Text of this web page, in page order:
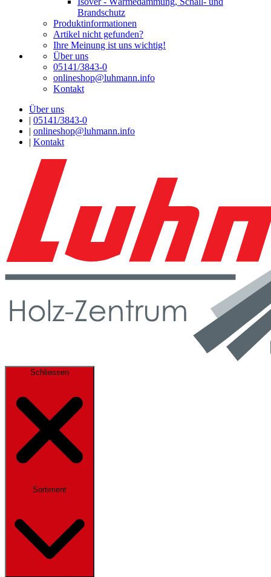
Brandschutz
Produktinformationen
Artikel nicht gefunden?
Ihre Meinung ist uns wichtig!
Über uns
05141/3843-0
onlineshop@luhmann.info
Kontakt
Über uns
| 05141/3843-0
| onlineshop@luhmann.info
| Kontakt
Schliessen
Sortiment